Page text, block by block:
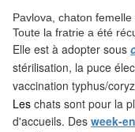
Pavlova, chaton
Toute la fratrie a été
Elle est à adopter sous
stérilisation, la puce
vaccination typhus/
Les chats sont pour la
d'accueils. Des week-